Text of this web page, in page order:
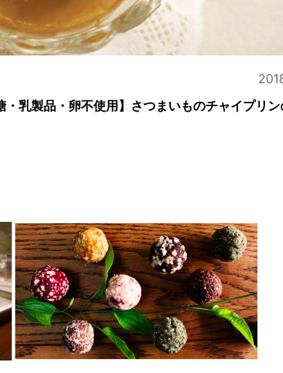
乳製品・卵不使用】さつまいものチャイプリン